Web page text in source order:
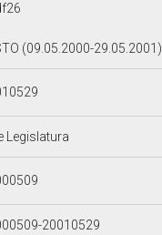
(09.05.2000-29.05.2001)
Legislatura
20010529